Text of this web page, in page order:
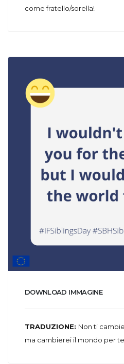
come fratello/sorella!
DOWNLOAD IMMAGINE
TRADUZIONE: Non ti
ma cambierei il mondo per